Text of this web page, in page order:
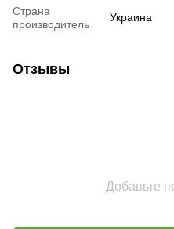
Страна
производитель
Украина
Отзывы
Добавьте